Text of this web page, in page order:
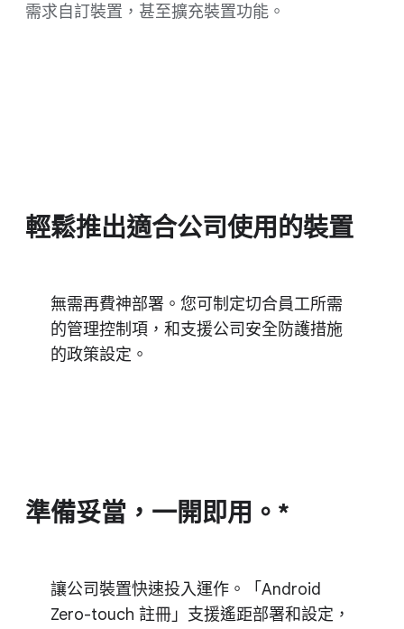
需求​自訂​裝置，​甚至​擴充​裝置​功能。
輕鬆​推出​適合​公司​使用​的​裝置
無​需​再​費神部署。​您可​制定​切​合​員工​所​需​
的​管理​控制​項，​和​支援​公司​安全​防護​措施​
的​政策​設定。
準備​妥當，​一開​即用。​*
讓​公司​裝置​快速​投入​運作。​「Android
Zero​-​touch 註冊」​支援​遙距部署​和​設定，​